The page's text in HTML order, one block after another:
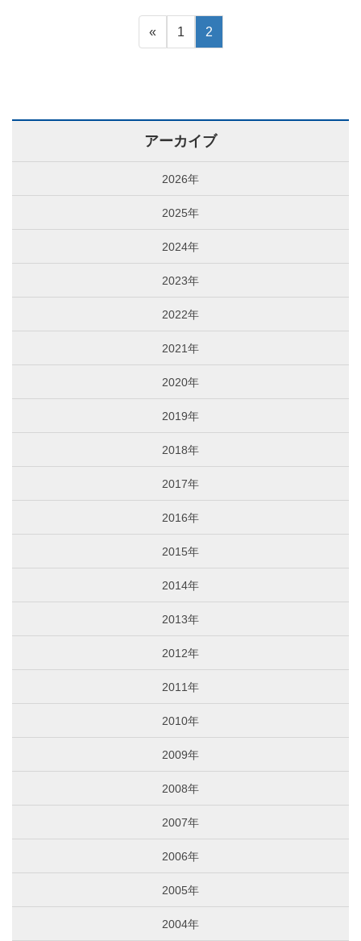
« 1 2
アーカイブ
2026年
2025年
2024年
2023年
2022年
2021年
2020年
2019年
2018年
2017年
2016年
2015年
2014年
2013年
2012年
2011年
2010年
2009年
2008年
2007年
2006年
2005年
2004年